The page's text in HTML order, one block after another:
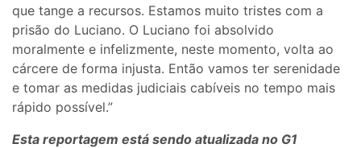
que tange a recursos. Estamos muito tristes com a
prisão do Luciano. O Luciano foi absolvido
moralmente e infelizmente, neste momento, volta ao
cárcere de forma injusta. Então vamos ter serenidade
e tomar as medidas judiciais cabíveis no tempo mais
rápido possível.”
Esta reportagem está sendo atualizada no G1